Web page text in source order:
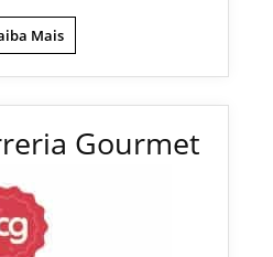
Mais
Gourmet